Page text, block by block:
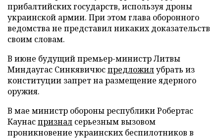
прибалтийских государств, используя дроны
украинской армии. При этом глава оборонного
ведомства не представил никаких доказательств
своим словам.
В июне будущий премьер-министр Литвы
Миндаугас Синкявичюспредложилубрать из
конституции запрет на размещение ядерного
оружия.
В мае министр обороны республики Робертас
Каунаспризнал серьезным вызовом
проникновение украинских беспилотников в